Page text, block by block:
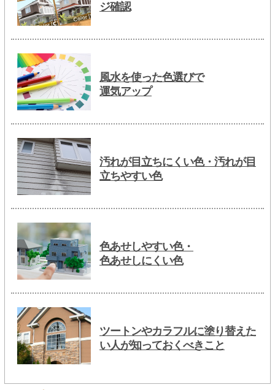
ジ確認
風水を使った色選びで
運気アップ
汚れが目立ちにくい色・汚れが目
立ちやすい色
色あせしやすい色・
色あせしにくい色
ツートンやカラフルに塗り替えた
い人が知っておくべきこと